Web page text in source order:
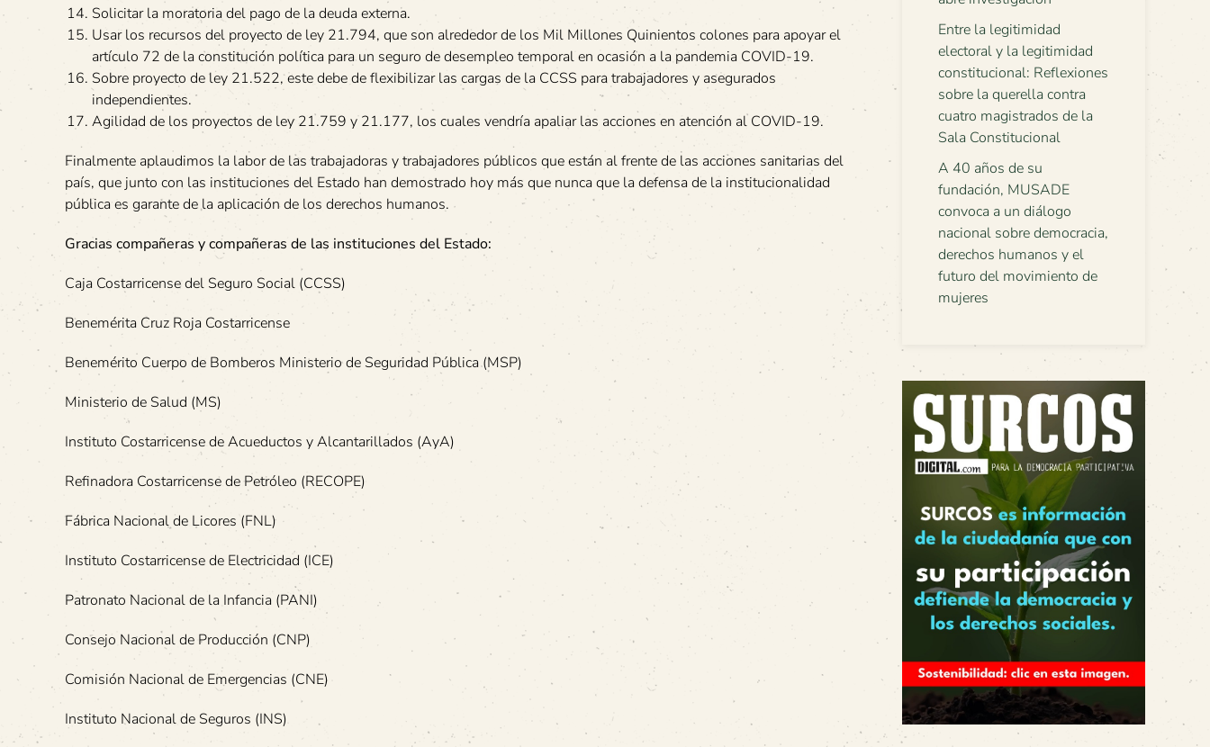
Solicitar la moratoria del pago de la deuda externa.
Usar los recursos del proyecto de ley 21.794, que son alrededor de los Mil Millones Quinientos colones para apoyar el
artículo 72 de la constitución política para un seguro de desempleo temporal en ocasión a la pandemia COVID-19.
Sobre proyecto de ley 21.522, este debe de flexibilizar las cargas de la CCSS para trabajadores y asegurados
independientes.
Agilidad de los proyectos de ley 21.759 y 21.177, los cuales vendría apaliar las acciones en atención al COVID-19.
Finalmente aplaudimos la labor de las trabajadoras y trabajadores públicos que están al frente de las acciones sanitarias del
país, que junto con las instituciones del Estado han demostrado hoy más que nunca que la defensa de la institucionalidad
pública es garante de la aplicación de los derechos humanos.
Gracias compañeras y compañeras de las instituciones del Estado:
Caja Costarricense del Seguro Social (CCSS)
Benemérita Cruz Roja Costarricense
Benemérito Cuerpo de Bomberos Ministerio de Seguridad Pública (MSP)
Ministerio de Salud (MS)
Instituto Costarricense de Acueductos y Alcantarillados (AyA)
Refinadora Costarricense de Petróleo (RECOPE)
Fábrica Nacional de Licores (FNL)
Instituto Costarricense de Electricidad (ICE)
Patronato Nacional de la Infancia (PANI)
Consejo Nacional de Producción (CNP)
Comisión Nacional de Emergencias (CNE)
Instituto Nacional de Seguros (INS)
Entre la legitimidad
electoral y la legitimidad
constitucional: Reflexiones
sobre la querella contra
cuatro magistrados de la
Sala Constitucional
A 40 años de su
fundación, MUSADE
convoca a un diálogo
nacional sobre democracia,
derechos humanos y el
futuro del movimiento de
mujeres